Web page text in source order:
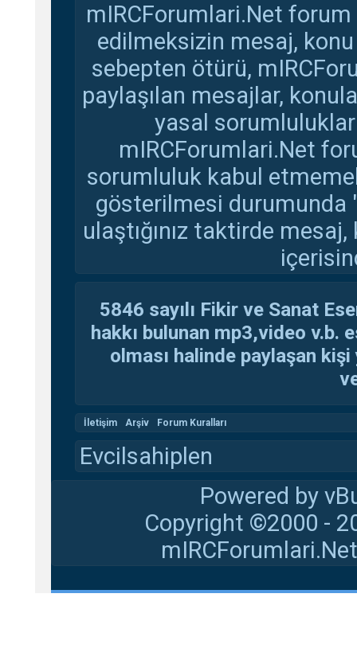
mIRCForumlari.Net
edilmeksizin mesaj,
sebepten ötürü,
paylaşılan mesajlar,
yasal
mIRCForumlari.Net
sorumluluk kabul
gösterilmesi durumunda
ulaştığınız taktirde
5846 sayılı Fikir ve Sanat
hakkı bulunan mp3,video v.b.
olması halinde paylaşan
İletişim Arşiv Forum Kuralları
Evcilsahiplen
Powered by
Copyright ©2000 -